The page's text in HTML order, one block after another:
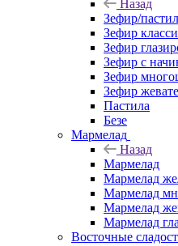
Назад
Зефир/
Зефир
Зефир
Зефир с
Зефир
Зефир
Пастила
Безе
Мармелад
Назад
Мармелад
Мармелад
Мармелад
Мармелад
Мармелад
Восточные